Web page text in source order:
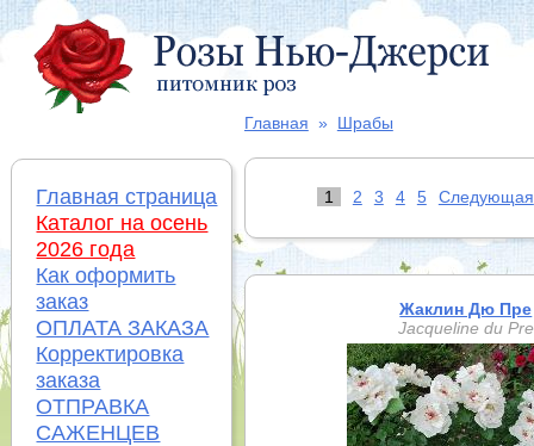
Главная » Шрабы
1 2 3 4 5 Следующая
Жаклин Дю Пре
Jacqueline du Pre
Главная страница
Каталог на осень
2026 года
Как оформить
заказ
ОПЛАТА ЗАКАЗА
Корректировка
заказа
ОТПРАВКА
САЖЕНЦЕВ